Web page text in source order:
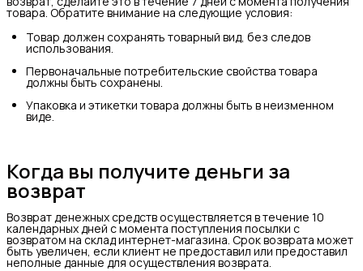
товара. Обратите внимание на следующие условия:
Товар должен сохранять товарный вид, без следов
использования.
Первоначальные потребительские свойства товара
должны быть сохранены.
Упаковка и этикетки товара должны быть в неизменном
виде.
Когда вы получите деньги за
возврат
Возврат денежных средств осуществляется в течение 10
календарных дней с момента поступления посылки с
возвратом на склад интернет-магазина. Срок возврата может
быть увеличен, если клиент не предоставил или предоставил
неполные данные для осуществления возврата.